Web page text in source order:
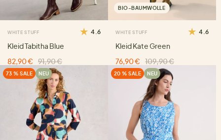
WHITE STUFF 4.6
Kleid Tabitha Blue
82,90 €
91,90 €
BIO-BAUMWOLLE
WHITE STUFF 4.6
Kleid Kate Green
76,90 €
109,90 €
73 % SALE NEU 20 % SALE NEU